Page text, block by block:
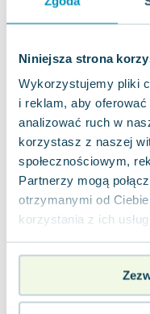
Niniejsza strona
Wykorzystujemy pliki
i reklam, aby
analizować ruch w
korzystasz z naszej
społecznościowym,
Partnerzy mogą
otrzymanymi od
korzystania z ich